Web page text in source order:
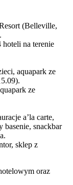
(Belleville,
na terenie
aquapark ze
ze
a’la carte,
basenie, snackbar
sklep z
oraz